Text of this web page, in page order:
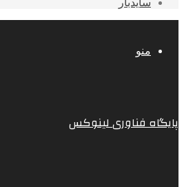
سایدبار
منو
پایگاه فناوری لینوکس